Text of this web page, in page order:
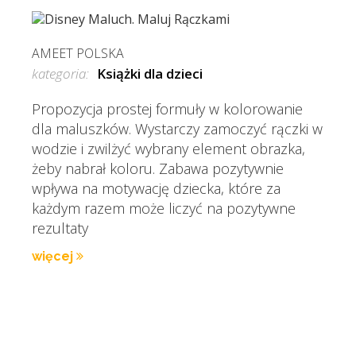
AMEET POLSKA
kategoria: Książki dla dzieci
Propozycja prostej formuły w kolorowanie
dla maluszków. Wystarczy zamoczyć rączki w
wodzie i zwilżyć wybrany element obrazka,
żeby nabrał koloru. Zabawa pozytywnie
wpływa na motywację dziecka, które za
każdym razem może liczyć na pozytywne
rezultaty
więcej